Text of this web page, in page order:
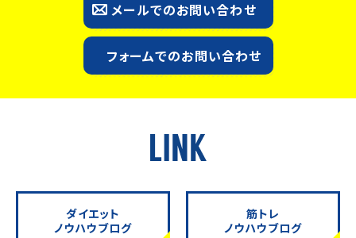
メールでのお問い合わせ
フォームでのお問い合わせ
ダイエット
ノウハウブログ
筋トレ
ノウハウブログ